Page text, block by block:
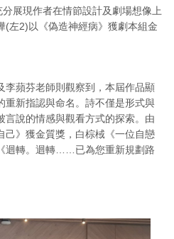
展現作者在情節設計及劇場想像上
(左2)以《偽造神經病》獲劇本組金
蘋芬老師則觀察到，本屆作品顯
重新指認與命名。詩不僅是形式與
言說的情感與觀看方式的探索。由
己》獲金質獎，白棕棫《一位自戀
迴轉。迴轉……已為您重新規劃路